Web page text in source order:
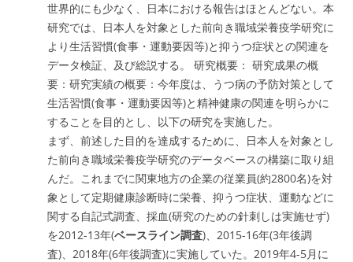
世界的にも少なく 、日本における報告はほとんどない。本
研究では、日本人を対象とした前向き職域栄養疫学研究に
より生活習慣(食事・運動要因等)と抑うつ症状との関連を
データ検証、及び総説する。 研究概要： 研究成果の概
要：研究実績の概要：今年度は、うつ病の予防対策として
生活習慣(食事・運動要因等)と精神健康の関連を明らかに
することを目的とし、以下の研究を実施した。
まず、前述した目的を達成するために、日本人を対象とし
た前向き職域栄養疫学研究のデータベースの構築に取り組
んだ。これまでに関東地方の企業の従業員(約2800名)を対
象として定期健康診断時に栄養、抑うつ症状、運動などに
関する自記式調査、採血(研究のための針刺しは実施せず)
を2012-13年(ベースライン調査)、2015-16年(3年後調
査)、2018年(6年後調査)に実施していた。2019年4-5月に